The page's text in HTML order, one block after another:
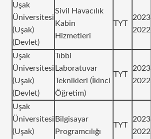
Uşak
Üniversitesi
(Uşak)
(Devlet)
Sivil Havacılık
Kabin
Hizmetleri
TYT
2023
2022
Uşak
Üniversitesi
(Uşak)
(Devlet)
Tıbbi
Laboratuvar
Teknikleri (İkinci
Öğretim)
TYT
2023
2022
Uşak
Üniversitesi
(Uşak)
Bilgisayar
Programcılığı
TYT
2023
2022